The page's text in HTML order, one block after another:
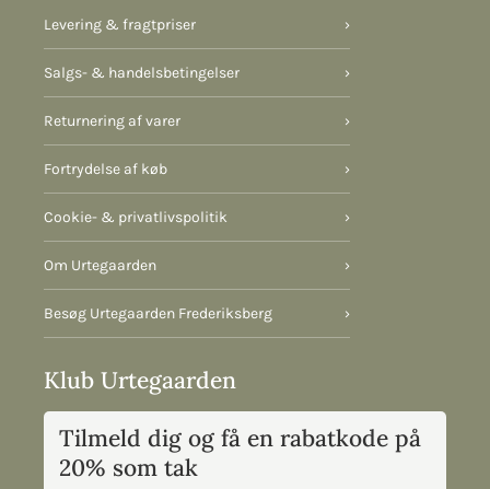
Levering & fragtpriser ›
Salgs- & handelsbetingelser ›
Returnering af varer ›
Fortrydelse af køb ›
Cookie- & privatlivspolitik ›
Om Urtegaarden ›
Besøg Urtegaarden Frederiksberg ›
Klub Urtegaarden
Tilmeld dig og få en rabatkode på
20% som tak